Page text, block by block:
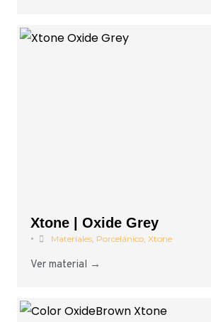
Xtone | Oxide Grey
• Materiales, Porcelánico, Xtone
Ver material →